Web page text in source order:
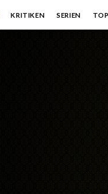
KRITIKEN SERIEN